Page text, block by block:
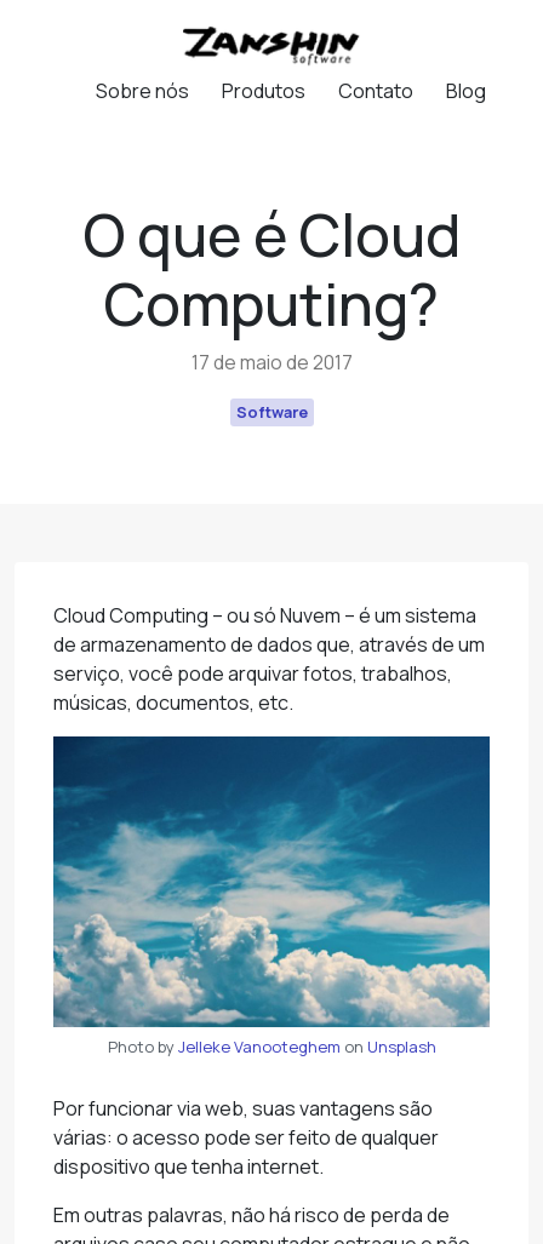
Sobre nós Produtos Contato Blog
O que é Cloud
Computing?
17 de maio de 2017
Software
Cloud Computing – ou só Nuvem – é um sistema
de armazenamento de dados que, através de um
serviço, você pode arquivar fotos, trabalhos,
músicas, documentos, etc.
Photo byJelleke Vanooteghem on Unsplash
Por funcionar via web, suas vantagens são
várias: o acesso pode ser feito de qualquer
dispositivo que tenha internet.
Em outras palavras, não há risco de perda de